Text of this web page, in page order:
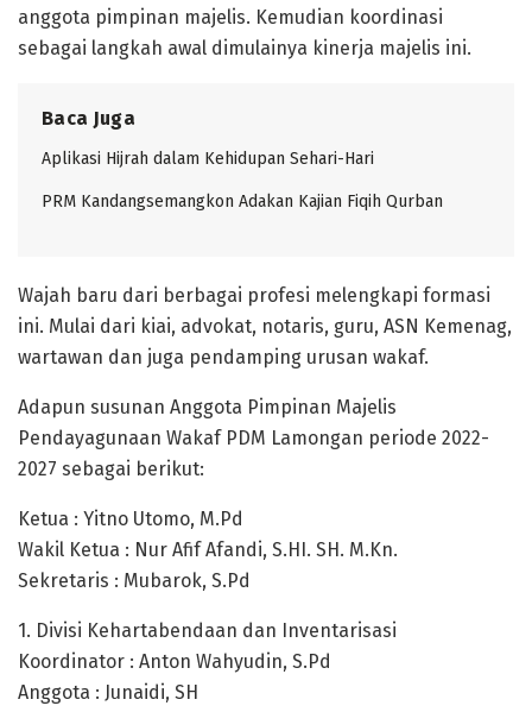
anggota pimpinan majelis. Kemudian koordinasi
sebagai langkah awal dimulainya kinerja majelis ini.
Baca Juga
Aplikasi Hijrah dalam Kehidupan Sehari-Hari
PRM Kandangsemangkon Adakan Kajian Fiqih Qurban
Wajah baru dari berbagai profesi melengkapi formasi
ini. Mulai dari kiai, advokat, notaris, guru, ASN Kemenag,
wartawan dan juga pendamping urusan wakaf.
Adapun susunan Anggota Pimpinan Majelis
Pendayagunaan Wakaf PDM Lamongan periode 2022-
2027 sebagai berikut:
Ketua : Yitno Utomo, M.Pd
Wakil Ketua : Nur Afif Afandi, S.HI. SH. M.Kn.
Sekretaris : Mubarok, S.Pd
1. Divisi Kehartabendaan dan Inventarisasi
Koordinator : Anton Wahyudin, S.Pd
Anggota : Junaidi, SH